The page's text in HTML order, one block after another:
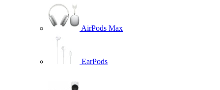
AirPods Max
EarPods